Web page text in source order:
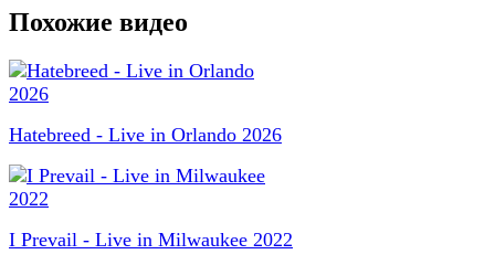
Похожие видео
Hatebreed - Live in Orlando 2026
I Prevail - Live in Milwaukee 2022